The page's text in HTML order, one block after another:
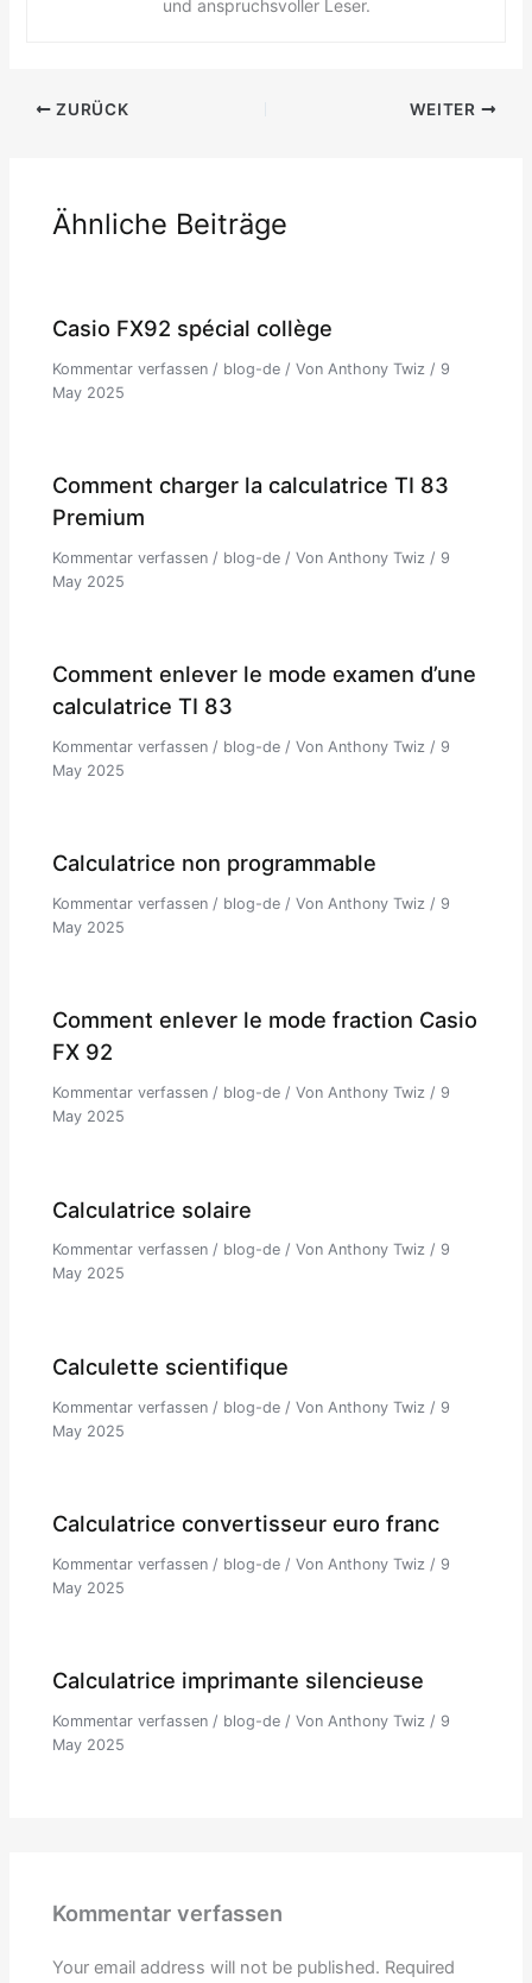
und anspruchsvoller Leser.
ZURÜCK WEITER
Ähnliche Beiträge
Casio FX92 spécial collège
Kommentar verfassen / blog-de / Von Anthony Twiz / 9
May 2025
Comment charger la calculatrice TI 83
Premium
Kommentar verfassen / blog-de / VonAnthony Twiz/ 9
May 2025
Comment enlever le mode examen d’une
calculatrice TI 83
Kommentar verfassen / blog-de / VonAnthony Twiz/ 9
May 2025
Calculatrice non programmable
Kommentar verfassen / blog-de / VonAnthony Twiz/ 9
May 2025
Comment enlever le mode fraction Casio
FX 92
Kommentar verfassen / blog-de / VonAnthony Twiz/ 9
May 2025
Calculatrice solaire
Kommentar verfassen / blog-de / VonAnthony Twiz/ 9
May 2025
Calculette scientifique
Kommentar verfassen / blog-de / Von Anthony Twiz / 9
May 2025
Calculatrice convertisseur euro franc
Kommentar verfassen / blog-de / Von Anthony Twiz / 9
May 2025
Calculatrice imprimante silencieuse
Kommentar verfassen / blog-de / Von Anthony Twiz / 9
May 2025
Kommentar verfassen
Your email address will not be published. Required